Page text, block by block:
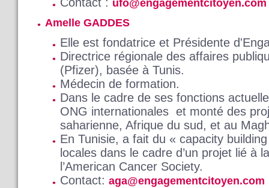
ufo@engagementcitoyen.com
Amelle GADDES
Elle est fondatrice et Présidente
Directrice régionale des affaires
(Pfizer), basée à Tunis.
Médecin de formation.
Dans le cadre de ses fonctions
ONG internationales et monté des
saharienne, Afrique du sud, et au
En Tunisie, a fait du « capacity
locales dans le cadre d’un projet lié à
l’American Cancer Society.
Contact: aga@engagementcitoyen.com